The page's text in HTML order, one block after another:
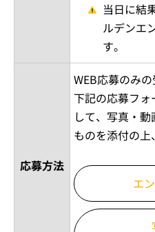
当日に結
ルデンエ
す。
応募方法
WEB応募のみの
下記の応募フ
して、写真・
ものを添付の上
エ